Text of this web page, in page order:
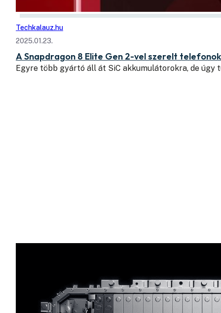
Techkalauz.hu
2025.01.23.
A Snapdragon 8 Elite Gen 2-vel szerelt
Egyre több gyártó áll át SiC akkumulátorokra, de úgy